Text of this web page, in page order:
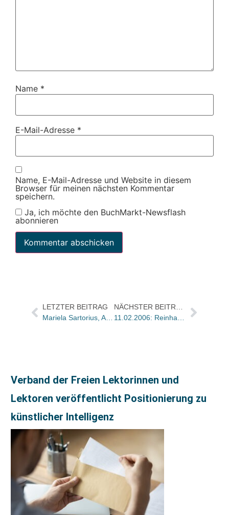
Name *
E-Mail-Adresse *
Name, E-Mail-Adresse und Website in diesem
Browser für meinen nächsten Kommentar
speichern.
Ja, ich möchte den BuchMarkt-Newsflash
abonnieren
LETZTER BEITRAG
Mariela Sartorius, Autorin von „Die hohe Schule der Einsamkeit“, am Sonntag bei Gert Scobel zu Gast
Verband der Freien Lektorinnen und
Lektoren veröffentlicht Positionierung zu
künstlicher Intelligenz